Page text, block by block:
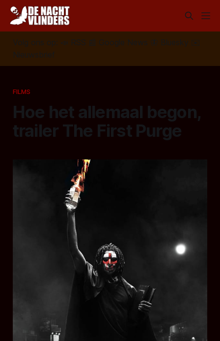
Volg ons op: 📣 RSS 📰 Google News 🦋 Bluesky
✉️
Nieuwsbrief
FILMS
Hoe het allemaal begon,
trailer The First Purge